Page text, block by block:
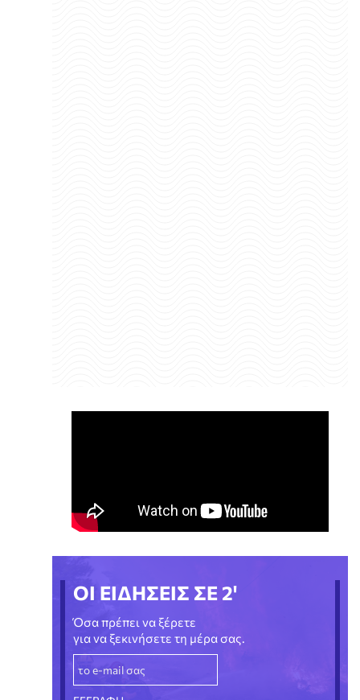
ΟΙ ΕΙΔΗΣΕΙΣ ΣΕ 2'
Όσα πρέπει να ξέρετε
για να ξεκινήσετε τη μέρα σας.